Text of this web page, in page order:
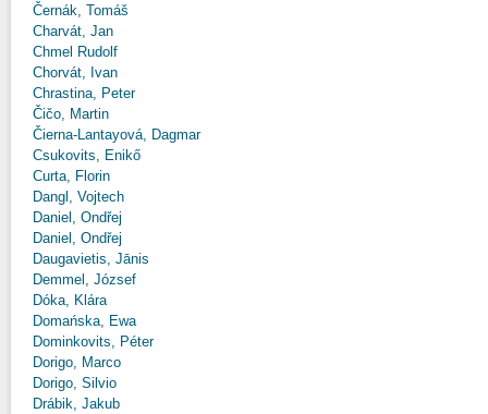
Černák, Tomáš
Charvát, Jan
Chmel Rudolf
Chorvát, Ivan
Chrastina, Peter
Čičo, Martin
Čierna-Lantayová, Dagmar
Csukovits, Enikő
Curta, Florin
Dangl, Vojtech
Daniel, Ondřej
Daniel, Ondřej
Daugavietis, Jānis
Demmel, József
Dóka, Klára
Domańska, Ewa
Dominkovits, Péter
Dorigo, Marco
Dorigo, Silvio
Drábik, Jakub